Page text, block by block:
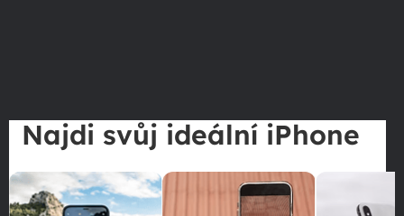
Najdi svůj ideální iPhone